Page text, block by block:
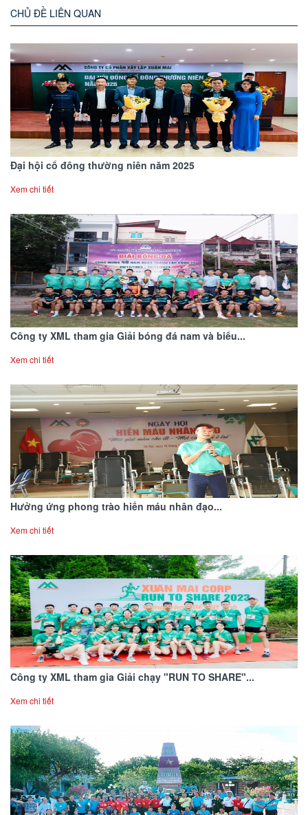
CHỦ ĐỀ LIÊN QUAN
Đại hội cổ đông thường niên năm 2025
Xem chi tiết
Công ty XML tham gia Giải bóng đá nam và biểu...
Xem chi tiết
Hưởng ứng phong trào hiến máu nhân đạo...
Xem chi tiết
Công ty XML tham gia Giải chạy "RUN TO SHARE"...
Xem chi tiết